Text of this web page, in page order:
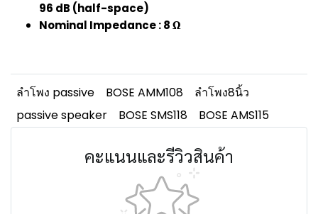
96 dB (half-space)
Nominal Impedance : 8 Ω
ลำโพง passive BOSE AMM108
ลำโพง8นิ้ว
passive speaker
BOSE SMS118 BOSE AMS115
คะแนนและรีวิวสินค้า